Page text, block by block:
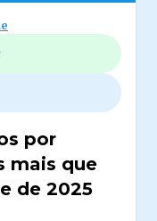
por
mais que
de 2025